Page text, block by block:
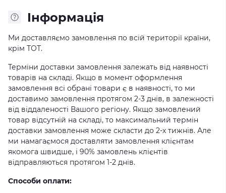
Iнформація
Ми доставляємо замовлення по всій території країни,
крім ТОТ.
Терміни доставки замовлення залежать від наявності
товарів на складі. Якщо в момент оформлення
замовлення всі обрані товари є в наявності, то ми
доставимо замовлення протягом 2-3 днів, в залежності
від віддаленості Вашого регіону. Якщо замовлений
товар відсутній на складі, то максимальний термін
доставки замовлення може скласти до 2-х тижнів. Але
ми намагаємося доставляти замовлення клієнтам
якомога швидше, і 90% замовлень клієнтів
відправляються протягом 1-2 днів.
Способи оплати: